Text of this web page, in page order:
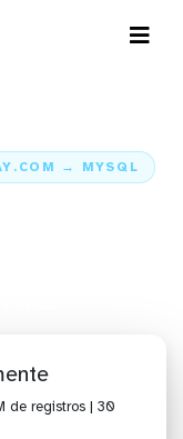
→ MYSQL
de registros | 30